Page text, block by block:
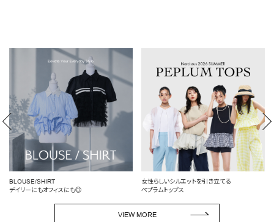
BLOUSE/SHIRT
デイリーにもオフィスにも◎
女性らしいシルエットを引き立てる
ペプラムトップス
VIEW MORE